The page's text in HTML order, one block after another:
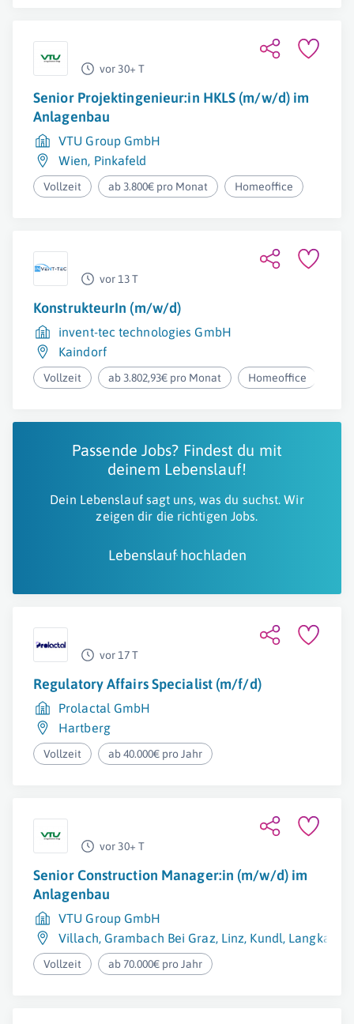
vor 30+ T
Senior Projektingenieur:in HKLS (m/w/d) im
Anlagenbau
VTU Group GmbH
Wien, Pinkafeld
Vollzeit ab 3.800€ pro Monat Homeoffice
vor 13 T
KonstrukteurIn (m/w/d)
invent-tec technologies GmbH
Kaindorf
Vollzeit ab 3.802,93€ pro Monat Homeoffice
Passende Jobs? Findest du mit
deinem Lebenslauf!
Dein Lebenslauf sagt uns, was du suchst. Wir
zeigen dir die richtigen Jobs.
Lebenslauf hochladen
vor 17 T
Regulatory Affairs Specialist (m/f/d)
Prolactal GmbH
Hartberg
Vollzeit ab 40.000€ pro Jahr
vor 30+ T
Senior Construction Manager:in (m/w/d) im
Anlagenbau
VTU Group GmbH
Villach, Grambach Bei Graz, Linz, Kundl,
Vollzeit ab 70.000€ pro Jahr